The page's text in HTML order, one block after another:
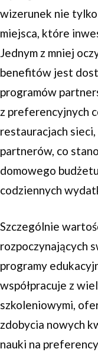
wizerunek nie
miejsca, które
Jednym z mniej
benefitów jest
programów
z preferencyjnych
restauracjach
partnerów, co
domowego
codziennych
Szczególnie
rozpoczynających
programy
współpracuje z
szkoleniowymi,
zdobycia nowych
nauki na